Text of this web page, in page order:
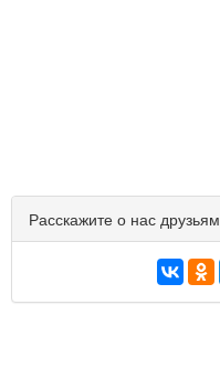
Расскажите о нас друзьям